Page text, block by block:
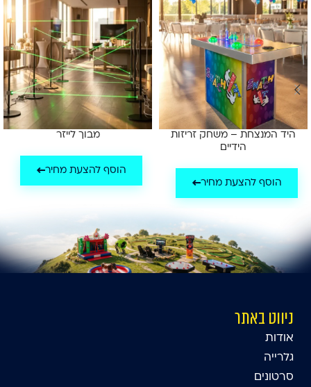
היד המנצחת – משחק זריזות
הידיים
הוסף להצעת מחיר
מבוך לייזר
הוסף להצעת מחיר
ניווט באתר
אודות
גלרייה
סרטונים